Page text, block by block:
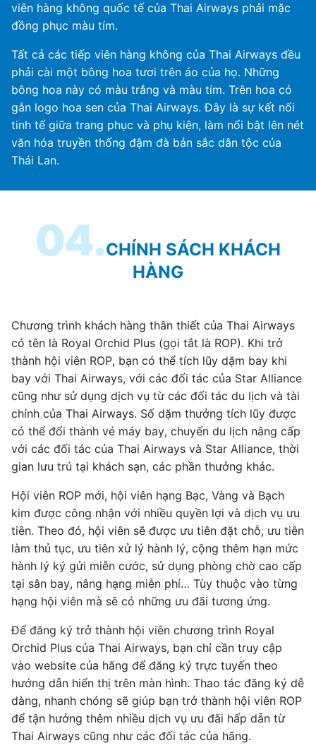
viên hàng không quốc tế của Thai Airways phải mặc
đồng phục màu tím.
Tất cả các tiếp viên hàng không của Thai Airways đều
phải cài một bông hoa tươi trên áo của họ. Những
bông hoa này có màu trắng và màu tím. Trên hoa có
gắn logo hoa sen của Thai Airways. Đây là sự kết nối
tinh tế giữa trang phục và phụ kiện, làm nổi bật lên nét
văn hóa truyền thống đậm đà bản sắc dân tộc của
Thái Lan.
04.CHÍNH SÁCH KHÁCH
HÀNG
Chương trình khách hàng thân thiết của Thai Airways
có tên là Royal Orchid Plus (gọi tắt là ROP). Khi trở
thành hội viên ROP, bạn có thể tích lũy dặm bay khi
bay với Thai Airways, với các đối tác của Star Alliance
cũng như sử dụng dịch vụ từ các đối tác du lịch và tài
chính của Thai Airways. Số dặm thưởng tích lũy được
có thể đổi thành vé máy bay, chuyến du lịch nâng cấp
với các đối tác của Thai Airways và Star Alliance, thời
gian lưu trú tại khách sạn, các phần thưởng khác.
Hội viên ROP mới, hội viên hạng Bạc, Vàng và Bạch
kim được công nhận với nhiều quyền lợi và dịch vụ ưu
tiên. Theo đó, hội viên sẽ được ưu tiên đặt chỗ, ưu tiên
làm thủ tục, ưu tiên xử lý hành lý, cộng thêm hạn mức
hành lý ký gửi miễn cước, sử dụng phòng chờ cao cấp
tại sân bay, nâng hạng miễn phí… Tùy thuộc vào từng
hạng hội viên mà sẽ có những ưu đãi tương ứng.
Để đăng ký trở thành hội viên chương trình Royal
Orchid Plus của Thai Airways, bạn chỉ cần truy cập
vào website của hãng để đăng ký trực tuyến theo
hướng dẫn hiển thị trên màn hình. Thao tác đăng ký dễ
dàng, nhanh chóng sẽ giúp bạn trở thành hội viên ROP
để tận hưởng thêm nhiều dịch vụ ưu đãi hấp dẫn từ
Thai Airways cũng như các đối tác của hãng.